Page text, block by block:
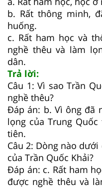
b. Rất thông minh,
huống.
c. Rất ham học và
nghề thêu và làm
dân.
Trả lời:
Câu 1: Vì sao Trần
nghề thêu?
Đáp án: b. Vì ông đã
lọng của Trung
tiên.
Câu 2: Dòng nào
của Trần Quốc Khải?
Đáp án: c. Rất ham
được nghề thêu và